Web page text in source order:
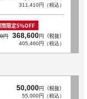
311,410円（税込）
限定5％OFF
円 368,600円（税抜）
405,460円（税込）
50,000円（税抜）
55,000円（税込）